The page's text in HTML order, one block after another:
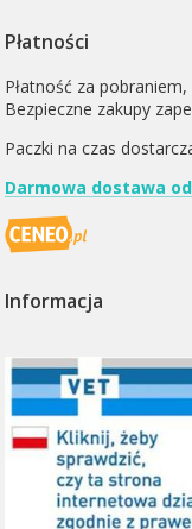
Płatności
Płatność za
Bezpieczne zakupy
Paczki na czas
Darmowa dostawa od
Informacja